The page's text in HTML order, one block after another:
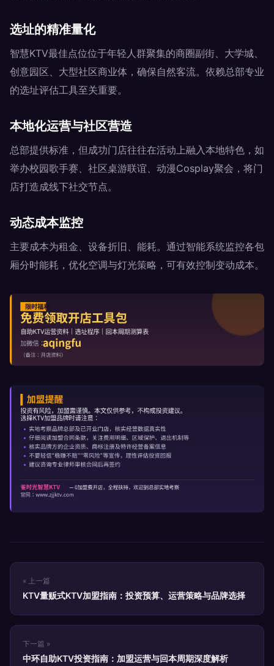
选址的精准量化
智慧KTV最佳点位位于年轻人群聚集的商圈副街、大学城、
创意园区、大型社区商业体，确保自然客流。依赖总部专业
的选址评估工具至关重要。
本地化运营与社区营造
总部提供标准，但成功门店往往在活动上融入本地特色，如
举办校园歌手赛、社区桌游联谊、动漫Cosplay聚会，将门
店打造成线下社交节点。
动态成本监控
主要成本为租金、设备折旧、能耗。通过智能系统监控各包
厢分时能耗，优化空调与灯光策略，可有效控制变动成本。
« 上一篇
KTV量贩式KTV加盟指南：投资预算、运营策略与品牌选择
下一篇 »
中环自助KTV投资指南：加盟运营与回本周期深度解析